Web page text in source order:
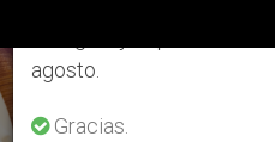
ÚLTIMAS NOTICIAS
agosto.
Gracias.